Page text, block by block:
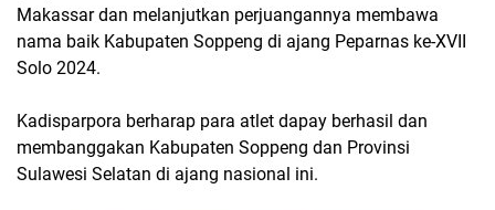
Makassar dan melanjutkan perjuangannya membawa
nama baik Kabupaten Soppeng di ajang Peparnas ke-XVII
Solo 2024.
Kadisparpora berharap para atlet dapay berhasil dan
membanggakan Kabupaten Soppeng dan Provinsi
Sulawesi Selatan di ajang nasional ini.